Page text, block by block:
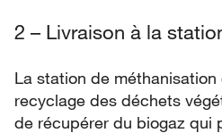
2 – Livraison à la
La station de
recyclage des déchets
de récupérer du biogaz qui